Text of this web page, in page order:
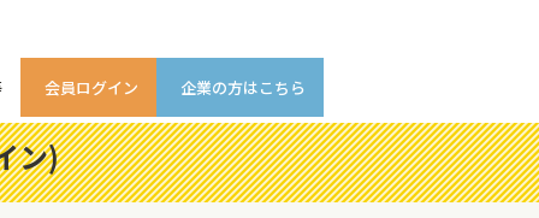
会員ログイン 企業の方はこちら
ン)